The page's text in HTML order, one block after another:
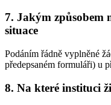
7. Jakým způsobem
situace
Podáním řádně vyplněné
předepsaném formuláři) u
8. Na které instituci